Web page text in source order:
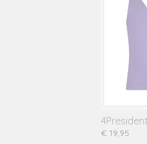
4President
€ 19,95